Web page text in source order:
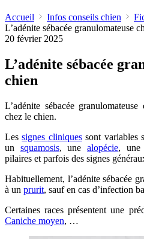
Accueil Infos conseils chien
L’adénite sébacée granulomateuse
20 février 2025
L’adénite sébacée
chien
L’adénite sébacée
chez le chien.
Lessignes cliniquessont variables
un squamosis, unealopécie, une
pilaires et parfois des signes
Habituellement, l’adénite sébacée
à un prurit, sauf en cas d’infection
Certaines races présentent une
Caniche moyen, …